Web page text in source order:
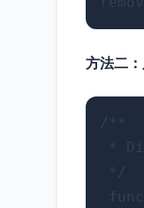
方法二
/**
*
*/